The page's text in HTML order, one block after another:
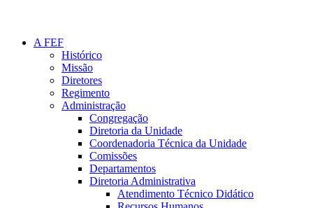
A FEF
Histórico
Missão
Diretores
Regimento
Administração
Congregação
Diretoria da Unidade
Coordenadoria Técnica da Unidade
Comissões
Departamentos
Diretoria Administrativa
Atendimento Técnico Didático